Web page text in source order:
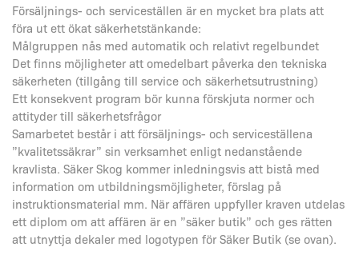
Försäljnings- och serviceställen är en mycket bra plats att
föra ut ett ökat säkerhetstänkande:
Målgruppen nås med automatik och relativt regelbundet
Det finns möjligheter att omedelbart påverka den tekniska
säkerheten (tillgång till service och säkerhetsutrustning)
Ett konsekvent program bör kunna förskjuta normer och
attityder till säkerhetsfrågor
Samarbetet består i att försäljnings- och serviceställena
”kvalitetssäkrar” sin verksamhet enligt nedanstående
kravlista. Säker Skog kommer inledningsvis att bistå med
information om utbildningsmöjligheter, förslag på
instruktionsmaterial mm. När affären uppfyller kraven utdelas
ett diplom om att affären är en ”säker butik” och ges rätten
att utnyttja dekaler med logotypen för Säker Butik (se ovan).